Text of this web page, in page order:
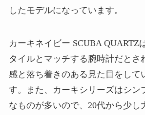
したモデルになっています。
カーキネイビー SCUBA QUARTZ
タイルとマッチする腕時計だとさ
感と落ち着きのある見た目をして
す。また、カーキシリーズはシン
なものが多いので、20代から少し